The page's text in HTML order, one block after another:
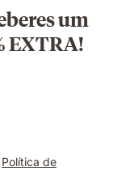
um
EXTRA!
Política de